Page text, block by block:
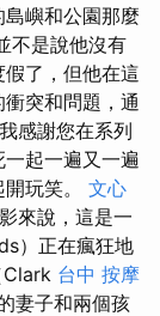
嶼和公園那麼
不是說他沒有
了，但他在這
突和問題，通
感謝您在系列
起一遍又一遍
玩笑。 文心
來說，這是一
）正在瘋狂地
Clark 台中 按摩
妻子和兩個孩